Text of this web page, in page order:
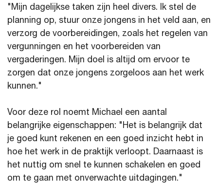
"Mijn dagelijkse taken zijn heel divers. Ik stel de
planning op, stuur onze jongens in het veld aan, en
verzorg de voorbereidingen, zoals het regelen van
vergunningen en het voorbereiden van
vergaderingen. Mijn doel is altijd om ervoor te
zorgen dat onze jongens zorgeloos aan het werk
kunnen."
Voor deze rol noemt Michael een aantal
belangrijke eigenschappen: "Het is belangrijk dat
je goed kunt rekenen en een goed inzicht hebt in
hoe het werk in de praktijk verloopt. Daarnaast is
het nuttig om snel te kunnen schakelen en goed
om te gaan met onverwachte uitdagingen."